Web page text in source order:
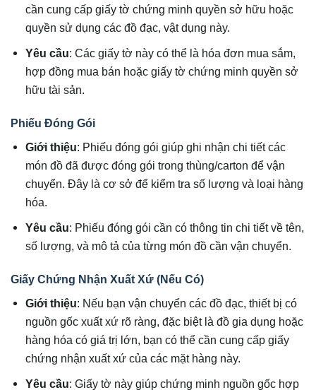
cần cung cấp giấy tờ chứng minh quyền sở hữu hoặc
quyền sử dụng các đồ đạc, vật dụng này.
Yêu cầu: Các giấy tờ này có thể là hóa đơn mua sắm,
hợp đồng mua bán hoặc giấy tờ chứng minh quyền sở
hữu tài sản.
Phiếu Đóng Gói
Giới thiệu: Phiếu đóng gói giúp ghi nhận chi tiết các
món đồ đã được đóng gói trong thùng/carton để vận
chuyển. Đây là cơ sở để kiểm tra số lượng và loại hàng
hóa.
Yêu cầu: Phiếu đóng gói cần có thông tin chi tiết về tên,
số lượng, và mô tả của từng món đồ cần vận chuyển.
Giấy Chứng Nhận Xuất Xứ (Nếu Có)
Giới thiệu: Nếu bạn vận chuyển các đồ đạc, thiết bị có
nguồn gốc xuất xứ rõ ràng, đặc biệt là đồ gia dụng hoặc
hàng hóa có giá trị lớn, bạn có thể cần cung cấp giấy
chứng nhận xuất xứ của các mặt hàng này.
Yêu cầu: Giấy tờ này giúp chứng minh nguồn gốc hợp